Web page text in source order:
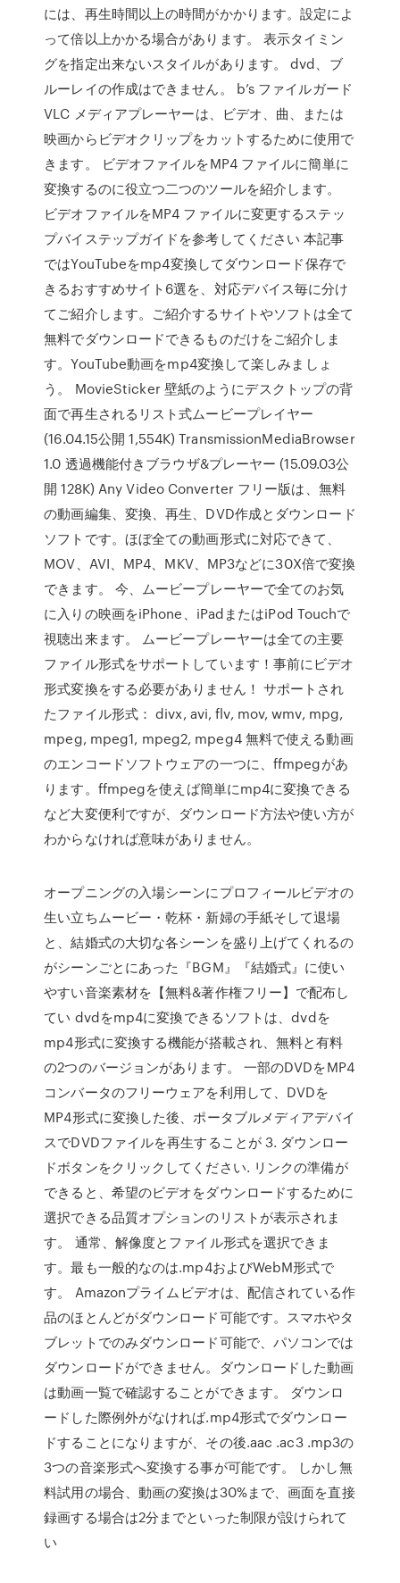
には、再生時間以上の時間がかかります。設定によ
って倍以上かかる場合があります。 表示タイミン
グを指定出来ないスタイルがあります。 dvd、ブ
ルーレイの作成はできません。 b’s ファイルガード
VLC メディアプレーヤーは、ビデオ、曲、または
映画からビデオクリップをカットするために使用で
きます。 ビデオファイルをMP4 ファイルに簡単に
変換するのに役立つ二つのツールを紹介します。
ビデオファイルをMP4 ファイルに変更するステッ
プバイステップガイドを参考してください 本記事
ではYouTubeをmp4変換してダウンロード保存で
きるおすすめサイト6選を、対応デバイス毎に分け
てご紹介します。ご紹介するサイトやソフトは全て
無料でダウンロードできるものだけをご紹介しま
す。YouTube動画をmp4変換して楽しみましょ
う。 MovieSticker 壁紙のようにデスクトップの背
面で再生されるリスト式ムービープレイヤー
(16.04.15公開 1,554K) TransmissionMediaBrowser
1.0 透過機能付きブラウザ&プレーヤー (15.09.03公
開 128K) Any Video Converter フリー版は、無料
の動画編集、変換、再生、DVD作成とダウンロード
ソフトです。ほぼ全ての動画形式に対応できて、
MOV、AVI、MP4、MKV、MP3などに30X倍で変換
できます。 ‎今、ムービープレーヤーで全てのお気
に入りの映画をiPhone、iPadまたはiPod Touchで
視聴出来ます。 ムービープレーヤーは全ての主要
ファイル形式をサポートしています！事前にビデオ
形式変換をする必要がありません！ サポートされ
たファイル形式： divx, avi, flv, mov, wmv, mpg,
mpeg, mpeg1, mpeg2, mpeg4 無料で使える動画
のエンコードソフトウェアの一つに、ffmpegがあ
ります。ffmpegを使えば簡単にmp4に変換できる
など大変便利ですが、ダウンロード方法や使い方が
わからなければ意味がありません。
オープニングの入場シーンにプロフィールビデオの
生い立ちムービー・乾杯・新婦の手紙そして退場
と、結婚式の大切な各シーンを盛り上げてくれるの
がシーンごとにあった『BGM』『結婚式』に使い
やすい音楽素材を【無料&著作権フリー】で配布し
てい dvdをmp4に変換できるソフトは、dvdを
mp4形式に変換する機能が搭載され、無料と有料
の2つのバージョンがあります。 一部のDVDをMP4
コンバータのフリーウェアを利用して、DVDを
MP4形式に変換した後、ポータブルメディアデバイ
スでDVDファイルを再生することが 3. ダウンロー
ドボタンをクリックしてください. リンクの準備が
できると、希望のビデオをダウンロードするために
選択できる品質オプションのリストが表示されま
す。 通常、解像度とファイル形式を選択できま
す。最も一般的なのは.mp4およびWebM形式で
す。 Amazonプライムビデオは、配信されている作
品のほとんどがダウンロード可能です。スマホやタ
ブレットでのみダウンロード可能で、パソコンでは
ダウンロードができません。ダウンロードした動画
は動画一覧で確認することができます。 ダウンロ
ードした際例外がなければ.mp4形式でダウンロー
ドすることになりますが、その後.aac .ac3 .mp3の
3つの音楽形式へ変換する事が可能です。 しかし無
料試用の場合、動画の変換は30%まで、画面を直接
録画する場合は2分までといった制限が設けられて
い